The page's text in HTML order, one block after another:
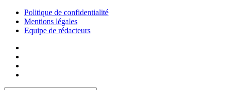
Politique de confidentialité
Mentions légales
Equipe de rédacteurs